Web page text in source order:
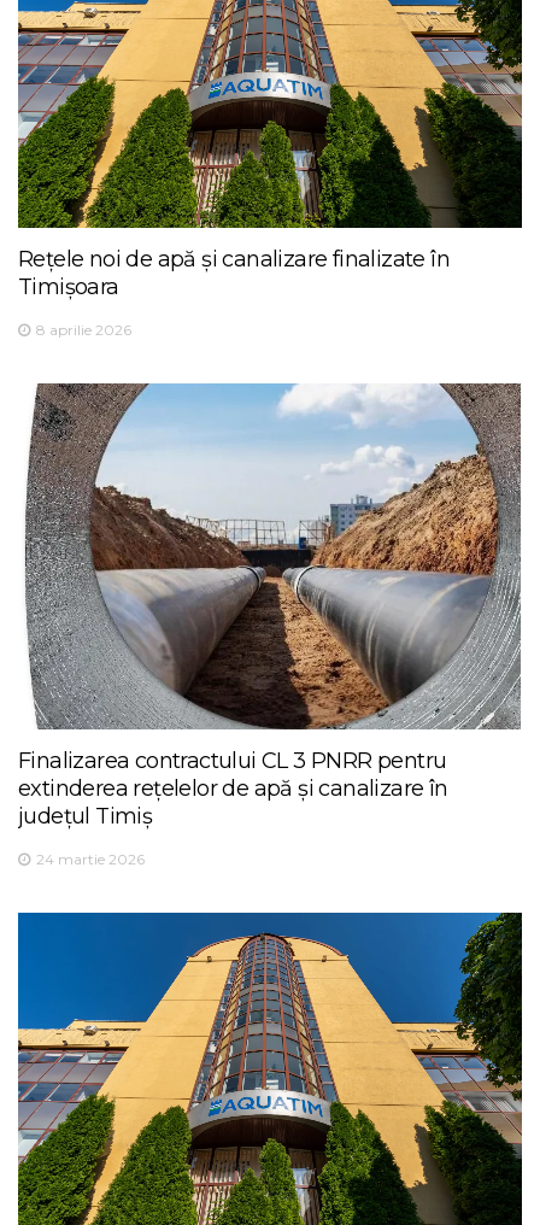
Rețele noi de apă și canalizare finalizate în
Timișoara
8 aprilie 2026
Finalizarea contractului CL 3 PNRR pentru
extinderea rețelelor de apă și canalizare în
județul Timiș
24 martie 2026